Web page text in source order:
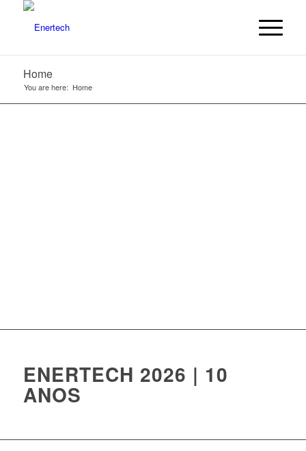
Home
You are here: Home
ENERTECH 2026 | 10
ANOS